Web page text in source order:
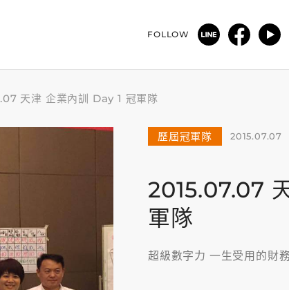
FOLLOW
天津 企業內訓 Day 1 冠軍隊
歷屆冠軍隊 2015.07.07
2015.07.07
軍隊
超級數字力 一生受用的財